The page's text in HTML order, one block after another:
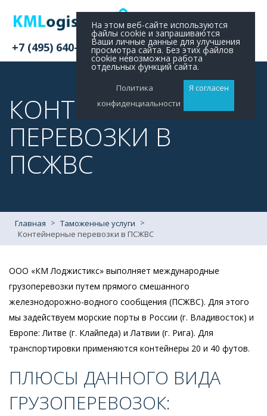
+7 (495) 640-11-48
КОНТЕЙНЕРНЫЕ
ПЕРЕВОЗКИ В
ПСЖВС
Главная > Таможенные услуги >
Контейнерные перевозки в ПСЖВС
ООО «КМ Лоджистикс» выполняет международные
грузоперевозки путем прямого смешанного
железнодорожно-водного сообщения (ПСЖВС). Для этого
мы задействуем морские порты в России (г. Владивосток) и
Европе: Литве (г. Клайпеда) и Латвии (г. Рига). Для
транспортировки применяются контейнеры 20 и 40 футов.
ПЛЮСЫ ДАННОГО ВИДА
ГРУЗОПЕРЕВОЗОК:
На этом веб-сайте используются
файлы cookie и запрашиваются
Ваши личные данные для улучшения
просмотра сайта. Без этих файлов
cookie невозможна работа
отдельных функций сайта.
Политика
конфиденциальности
Я согласен